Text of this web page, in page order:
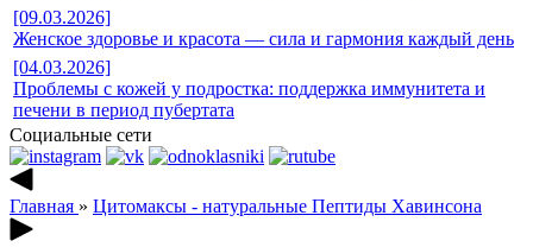
[09.03.2026]
Женское здоровье и красота — сила и гармония каждый день
[04.03.2026]
Проблемы с кожей у подростка: поддержка иммунитета и
печени в период пубертата
Социальные сети
Главная » Цитомаксы - натуральные Пептиды Хавинсона